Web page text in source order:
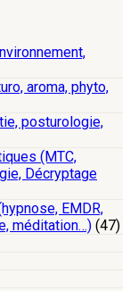
aroma, phyto,
posturologie,
(MTC,
Décryptage
EMDR,
méditation…) (47)